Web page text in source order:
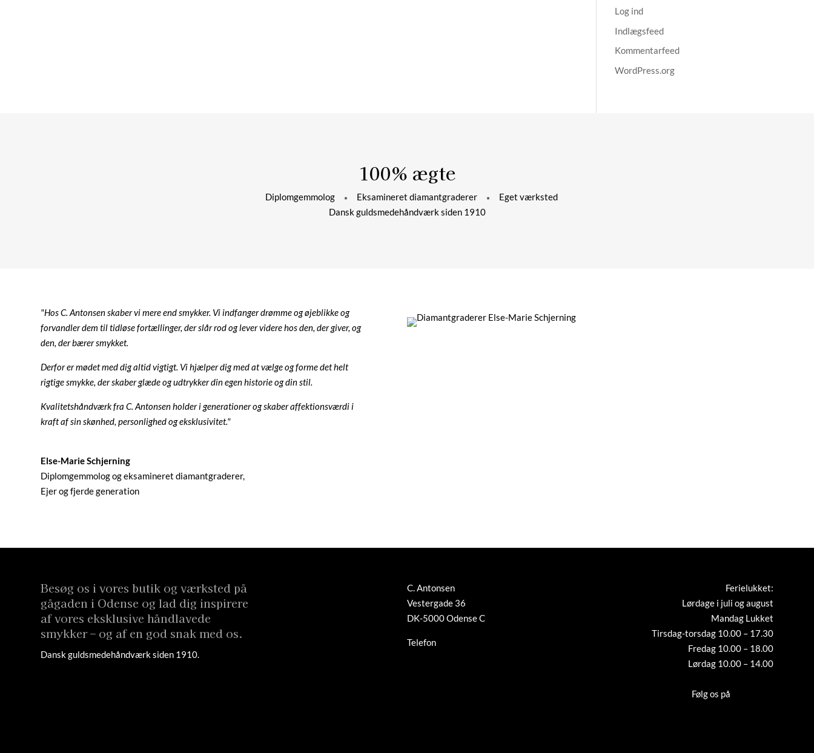
Log ind
Indlægsfeed
Kommentarfeed
WordPress.org
100% ægte
Diplomgemmolog * Eksamineret diamantgraderer * Eget værksted
Dansk guldsmedehåndværk siden 1910
"Hos C. Antonsen skaber vi mere end smykker. Vi indfanger drømme og øjeblikke og
forvandler dem til tidløse fortællinger, der slår rod og lever videre hos den, der giver, og
den, der bærer smykket.
Derfor er mødet med dig altid vigtigt. Vi hjælper dig med at vælge og forme det helt
rigtige smykke, der skaber glæde og udtrykker din egen historie og din stil.
Kvalitetshåndværk fra C. Antonsen holder i generationer og skaber affektionsværdi i
kraft af sin skønhed, personlighed og eksklusivitet."
Else-Marie Schjerning
Diplomgemmolog og eksamineret diamantgraderer,
Ejer og fjerde generation
Besøg os i vores butik og værksted på
gågaden i Odense og lad dig inspirere
af vores eksklusive håndlavede
smykker – og af en god snak med os.
Dansk guldsmedehåndværk siden 1910.
C. Antonsen
Vestergade 36
DK-5000 Odense C
Telefon
Ferielukket:
Lørdage i juli og august
Mandag Lukket
Tirsdag-torsdag 10.00 – 17.30
Fredag 10.00 – 18.00
Lørdag 10.00 – 14.00
Følg os på